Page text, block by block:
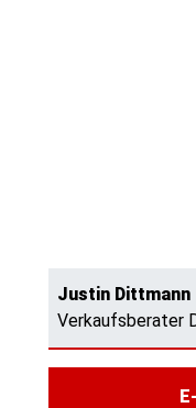
Justin Dittmann
Verkaufsberater